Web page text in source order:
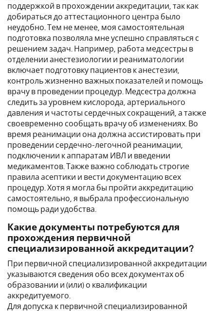
поддержкой в прохождении аккредитации, так как
добираться до аттестационного центра было
неудобно. Тем не менее, моя самостоятельная
подготовка позволяла мне успешно справляться с
решением задач. Например, работа медсестры в
отделении анестезиологии и реаниматологии
включает подготовку пациентов к анестезии,
контроль жизненно важных показателей и помощь
врачу в проведении процедур. Медсестра должна
следить за уровнем кислорода, артериального
давления и частоты сердечных сокращений, а также
своевременно сообщать врачу об изменениях. Во
время реанимации она должна ассистировать при
проведении сердечно-легочной реанимации,
подключении к аппаратам ИВЛ и введении
медикаментов. Также важно соблюдать строгие
правила асептики и вести документацию всех
процедур. Хотя я могла бы пройти аккредитацию
самостоятельно, я выбрала профессиональную
помощь ради удобства.
Какие документы потребуются для
прохождения первичной
специализированной аккредитации?
При первичной специализированной аккредитации
указываются сведения обо всех документах об
образовании и (или) о квалификации
аккредитуемого.
Для допуска к первичной специализированной